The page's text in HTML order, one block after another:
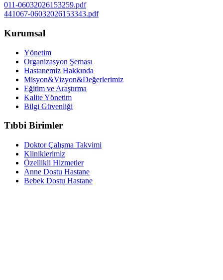
011-06032026153259.pdf
441067-06032026153343.pdf
Kurumsal
Yönetim
Organizasyon Şeması
Hastanemiz Hakkında
Misyon&Vizyon&Değerlerimiz
Eğitim ve Araştırma
Kalite Yönetim
Bilgi Güvenliği
Tıbbi Birimler
Doktor Çalışma Takvimi
Kliniklerimiz
Özellikli Hizmetler
Anne Dostu Hastane
Bebek Dostu Hastane